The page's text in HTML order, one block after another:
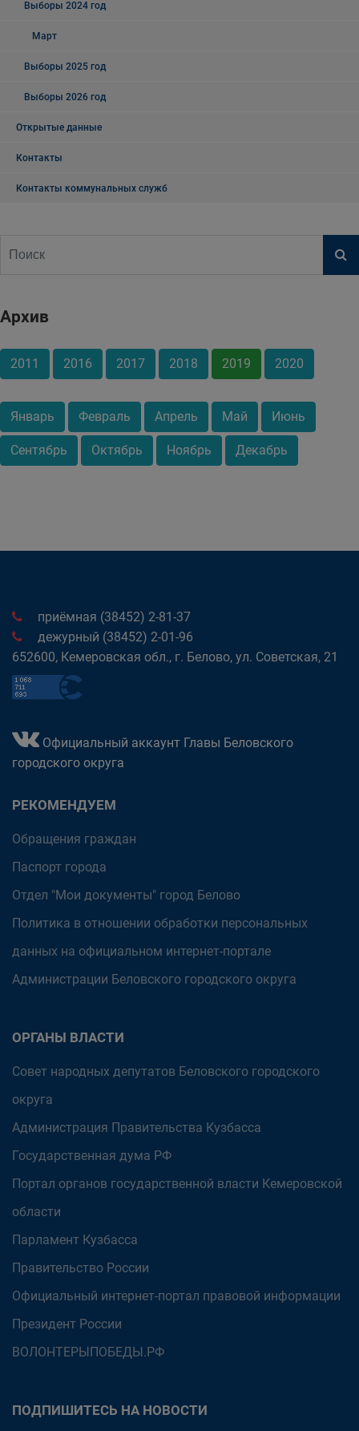
Выборы 2024 год
Март
Выборы 2025 год
Выборы 2026 год
Открытые данные
Контакты
Контакты коммунальных служб
Архив
2011 2016 2017 2018 2019 2020
Январь Февраль Апрель Май Июнь
Сентябрь Октябрь Ноябрь Декабрь
приёмная (38452) 2-81-37
дежурный (38452) 2-01-96
652600, Кемеровская обл., г. Белово, ул. Советская, 21
Официальный аккаунт Главы Беловского
городского округа
РЕКОМЕНДУЕМ
Обращения граждан
Паспорт города
Отдел "Мои документы" город Белово
Политика в отношении обработки персональных
данных на официальном интернет-портале
Администрации Беловского городского округа
ОРГАНЫ ВЛАСТИ
Совет народных депутатов Беловского городского
округа
Администрация Правительства Кузбасса
Государственная дума РФ
Портал органов государственной власти Кемеровской
области
Парламент Кузбасса
Правительство России
Официальный интернет-портал правовой информации
Президент России
ВОЛОНТЕРЫПОБЕДЫ.РФ
ПОДПИШИТЕСЬ НА НОВОСТИ